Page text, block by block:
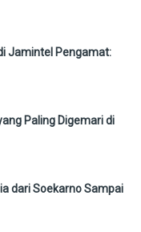
Jamintel Pengamat:
Paling Digemari di
dari Soekarno Sampai